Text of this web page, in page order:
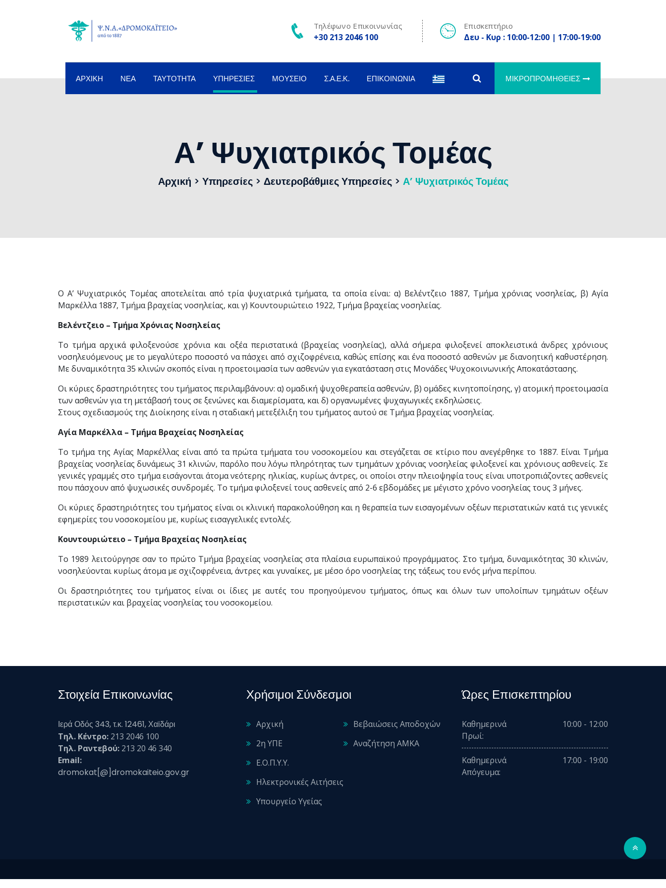
Τηλέφωνο Επικοινωνίας
+30 213 2046 100
Επισκεπτήριο
Δευ - Κυρ : 10:00-12:00 | 17:00-19:00
ΑΡΧΙΚΉ ΝΈΑ ΤΑΥΤΌΤΗΤΑ ΥΠΗΡΕΣΊΕΣ ΜΟΥΣΕΊΟ Σ.Α.Ε.Κ. ΕΠΙΚΟΙΝΩΝΊΑ ΜΙΚΡΟΠΡΟΜΉΘΕΙΕΣ
Α’ Ψυχιατρικός Τομέας
Αρχική > Υπηρεσίες> Δευτεροβάθμιες Υπηρεσίες> Α’ Ψυχιατρικός Τομέας
Ο Α’ Ψυχιατρικός Τομέας αποτελείται από τρία ψυχιατρικά τμήματα, τα οποία είναι: α) Βελέντζειο 1887, Τμήμα χρόνιας νοσηλείας, β) Αγία
Μαρκέλλα 1887, Τμήμα βραχείας νοσηλείας, και γ) Κουντουριώτειο 1922, Τμήμα βραχείας νοσηλείας.
Βελέντζειο – Τμήμα Χρόνιας Νοσηλείας
Το τμήμα αρχικά φιλοξενούσε χρόνια και οξέα περιστατικά (βραχείας νοσηλείας), αλλά σήμερα φιλοξενεί αποκλειστικά άνδρες χρόνιους
νοσηλευόμενους με το μεγαλύτερο ποσοστό να πάσχει από σχιζοφρένεια, καθώς επίσης και ένα ποσοστό ασθενών με διανοητική καθυστέρηση.
Με δυναμικότητα 35 κλινών σκοπός είναι η προετοιμασία των ασθενών για εγκατάσταση στις Μονάδες Ψυχοκοινωνικής Αποκατάστασης.
Οι κύριες δραστηριότητες του τμήματος περιλαμβάνουν: α) ομαδική ψυχοθεραπεία ασθενών, β) ομάδες κινητοποίησης, γ) ατομική προετοιμασία
των ασθενών για τη μετάβασή τους σε ξενώνες και διαμερίσματα, και δ) οργανωμένες ψυχαγωγικές εκδηλώσεις.
Στους σχεδιασμούς της Διοίκησης είναι η σταδιακή μετεξέλιξη του τμήματος αυτού σε Τμήμα βραχείας νοσηλείας.
Αγία Μαρκέλλα – Τμήμα Βραχείας Νοσηλείας
Το τμήμα της Αγίας Μαρκέλλας είναι από τα πρώτα τμήματα του νοσοκομείου και στεγάζεται σε κτίριο που ανεγέρθηκε το 1887. Είναι Τμήμα
βραχείας νοσηλείας δυνάμεως 31 κλινών, παρόλο που λόγω πληρότητας των τμημάτων χρόνιας νοσηλείας φιλοξενεί και χρόνιους ασθενείς. Σε
γενικές γραμμές στο τμήμα εισάγονται άτομα νεότερης ηλικίας, κυρίως άντρες, οι οποίοι στην πλειοψηφία τους είναι υποτροπιάζοντες ασθενείς
που πάσχουν από ψυχωσικές συνδρομές. Το τμήμα φιλοξενεί τους ασθενείς από 2-6 εβδομάδες με μέγιστο χρόνο νοσηλείας τους 3 μήνες.
Οι κύριες δραστηριότητες του τμήματος είναι οι κλινική παρακολούθηση και η θεραπεία των εισαγομένων οξέων περιστατικών κατά τις γενικές
εφημερίες του νοσοκομείου με, κυρίως εισαγγελικές εντολές.
Κουντουριώτειο – Τμήμα Βραχείας Νοσηλείας
Το 1989 λειτούργησε σαν το πρώτο Τμήμα βραχείας νοσηλείας στα πλαίσια ευρωπαϊκού προγράμματος. Στο τμήμα, δυναμικότητας 30 κλινών,
νοσηλεύονται κυρίως άτομα με σχιζοφρένεια, άντρες και γυναίκες, με μέσο όρο νοσηλείας της τάξεως του ενός μήνα περίπου.
Οι δραστηριότητες του τμήματος είναι οι ίδιες με αυτές του προηγούμενου τμήματος, όπως και όλων των υπολοίπων τμημάτων οξέων
περιστατικών και βραχείας νοσηλείας του νοσοκομείου.
Στοιχεία Επικοινωνίας
Ιερά Οδός 343, τ.κ. 12461, Χαϊδάρι
Τηλ. Κέντρο: 213 2046 100
Τηλ. Ραντεβού: 213 20 46 340
Email:
dromokat[@]dromokaiteio.gov.gr
Χρήσιμοι Σύνδεσμοι
Αρχική
2η ΥΠΕ
Ε.Ο.Π.Υ.Υ.
Ηλεκτρονικές Αιτήσεις
Υπουργείο Υγείας
Βεβαιώσεις Αποδοχών
Αναζήτηση ΑΜΚΑ
Ώρες Επισκεπτηρίου
Καθημερινά
Πρωί:
10:00 - 12:00
Καθημερινά
Απόγευμα:
17:00 - 19:00